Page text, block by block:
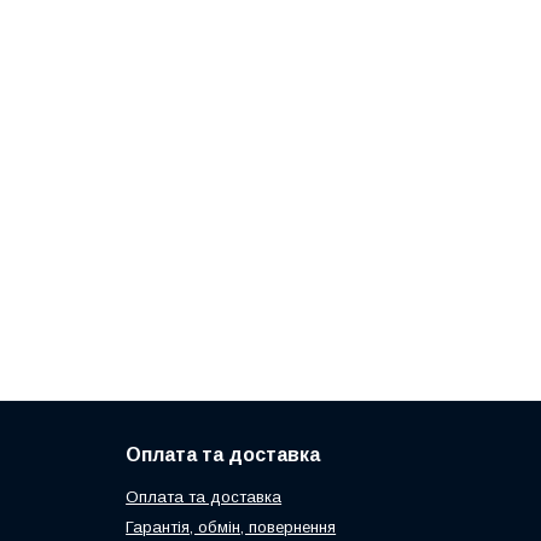
Оплата та доставка
Оплата та доставка
Гарантія, обмін, повернення